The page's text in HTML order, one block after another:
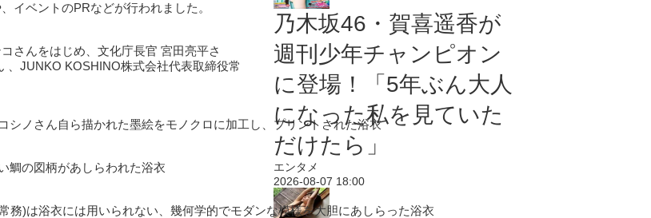
イベントのPRなどが行われました。
さんをはじめ、文化庁長官 宮田亮平さ
、JUNKO KOSHINO株式会社代表取締役常
シノさん自ら描かれた墨絵をモノクロに加工し、プリントされた浴衣
鯛の図柄があしらわれた浴衣
)は浴衣には用いられない、幾何学的でモダンな模様を大胆にあしらった浴衣
乃木坂46・賀喜遥香が
週刊少年チャンピオン
に登場！「5年ぶん大人
になった私を見ていた
だけたら」
エンタメ
2026-08-07 18:00